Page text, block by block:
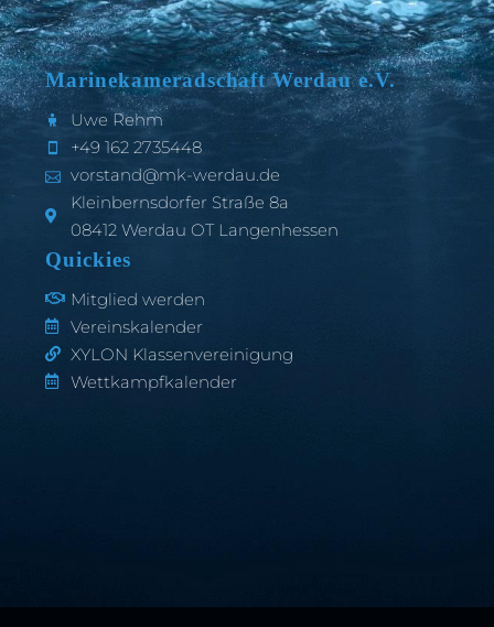
Marinekameradschaft Werdau e.V.
Uwe Rehm
+49 162 2735448
vorstand@mk-werdau.de
Kleinbernsdorfer Straße 8a
08412 Werdau OT Langenhessen
Quickies
Mitglied werden
Vereinskalender
XYLON Klassenvereinigung
Wettkampfkalender